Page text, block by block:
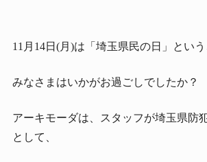
11月14日(月)は「埼玉県民の日」という
みなさまはいかがお過ごしでしたか？
アーキモーダは、スタッフが埼玉県防
として、